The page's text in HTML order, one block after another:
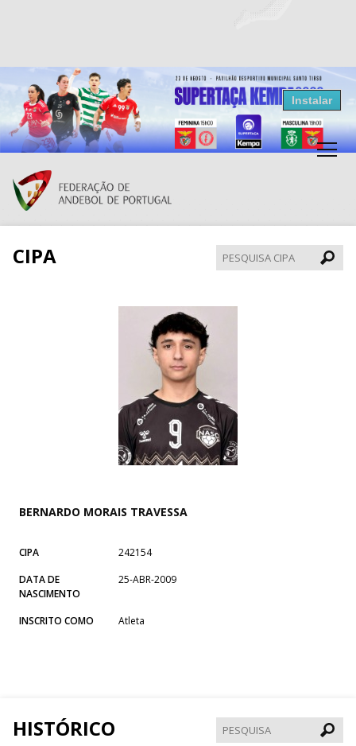
Resultados Andebol
Federação de Andebol de Portugal
Grátis - Disponivel na Play Store
Instalar
CIPA
CIPA
BERNARDO MORAIS TRAVESSA
CIPA
242154
DATA DE
NASCIMENTO
25-ABR-2009
INSCRITO COMO Atleta
HISTÓRICO